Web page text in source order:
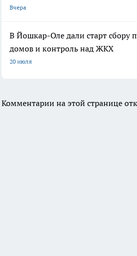
Вчера
В Йошкар-Оле дали старт сбору
домов и контроль над ЖКХ
20 июля
Комментарии на этой странице